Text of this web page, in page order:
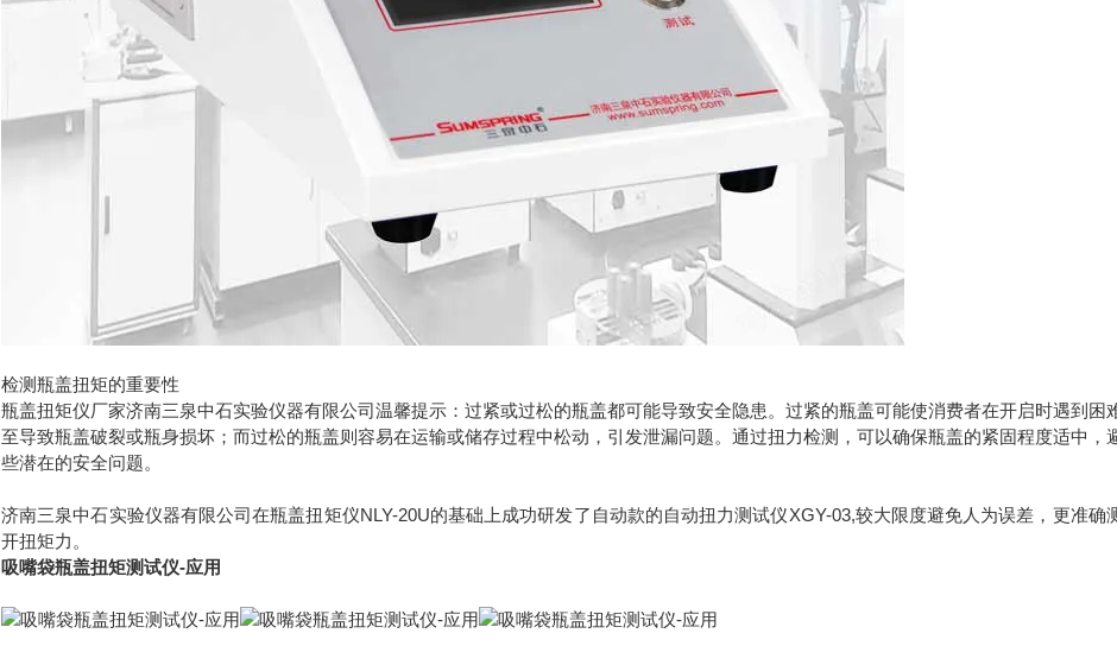
检测瓶盖扭矩的重要性
瓶盖扭矩仪厂家济南三泉中石实验仪器有限公司温馨提示：过紧或过松的瓶盖都可能导致安全隐患。过紧的瓶盖可能使消费者在开启时遇到困
至导致瓶盖破裂或瓶身损坏；而过松的瓶盖则容易在运输或储存过程中松动，引发泄漏问题。通过扭力检测，可以确保瓶盖的紧固程度适中，
些潜在的安全问题。
济南三泉中石实验仪器有限公司在瓶盖扭矩仪NLY-20U的基础上成功研发了自动款的自动扭力测试仪XGY-03,较大限度避免人为误差，更准确
开扭矩力。
吸嘴袋瓶盖扭矩测试仪-应用